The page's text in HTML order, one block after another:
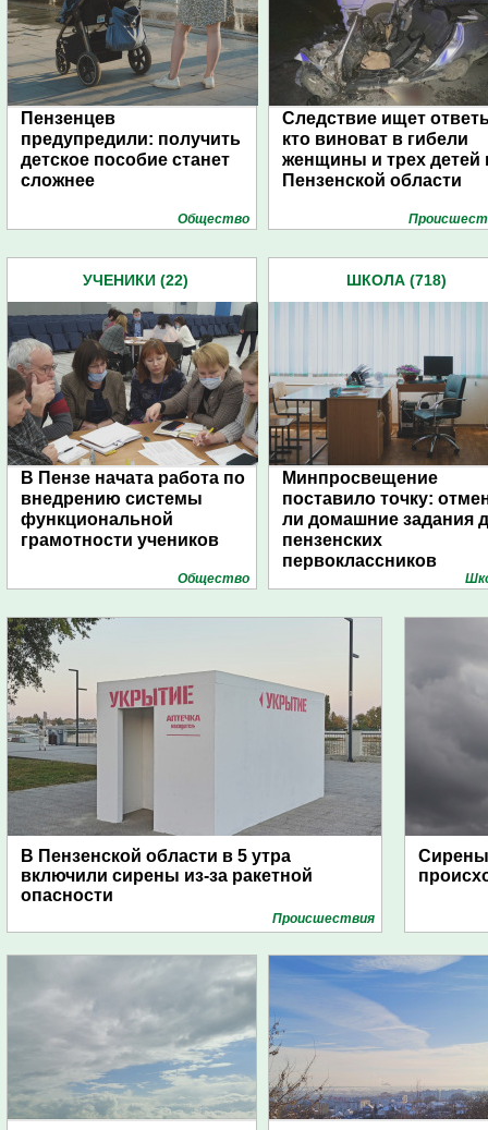
Пензенцев
предупредили: получить
детское пособие станет
сложнее
Общество
Следствие ищет
кто виноват в гибели
женщины и трех детей
Пензенской области
УЧЕНИКИ (22)
В Пензе начата работа по
внедрению системы
функциональной
грамотности учеников
Общество
ШКОЛА (718)
Минпросвещение
поставило точку:
ли домашние задания
пензенских
первоклассников
В Пензенской области в 5 утра
включили сирены из-за ракетной
опасности
Проиcшествия
Сирены